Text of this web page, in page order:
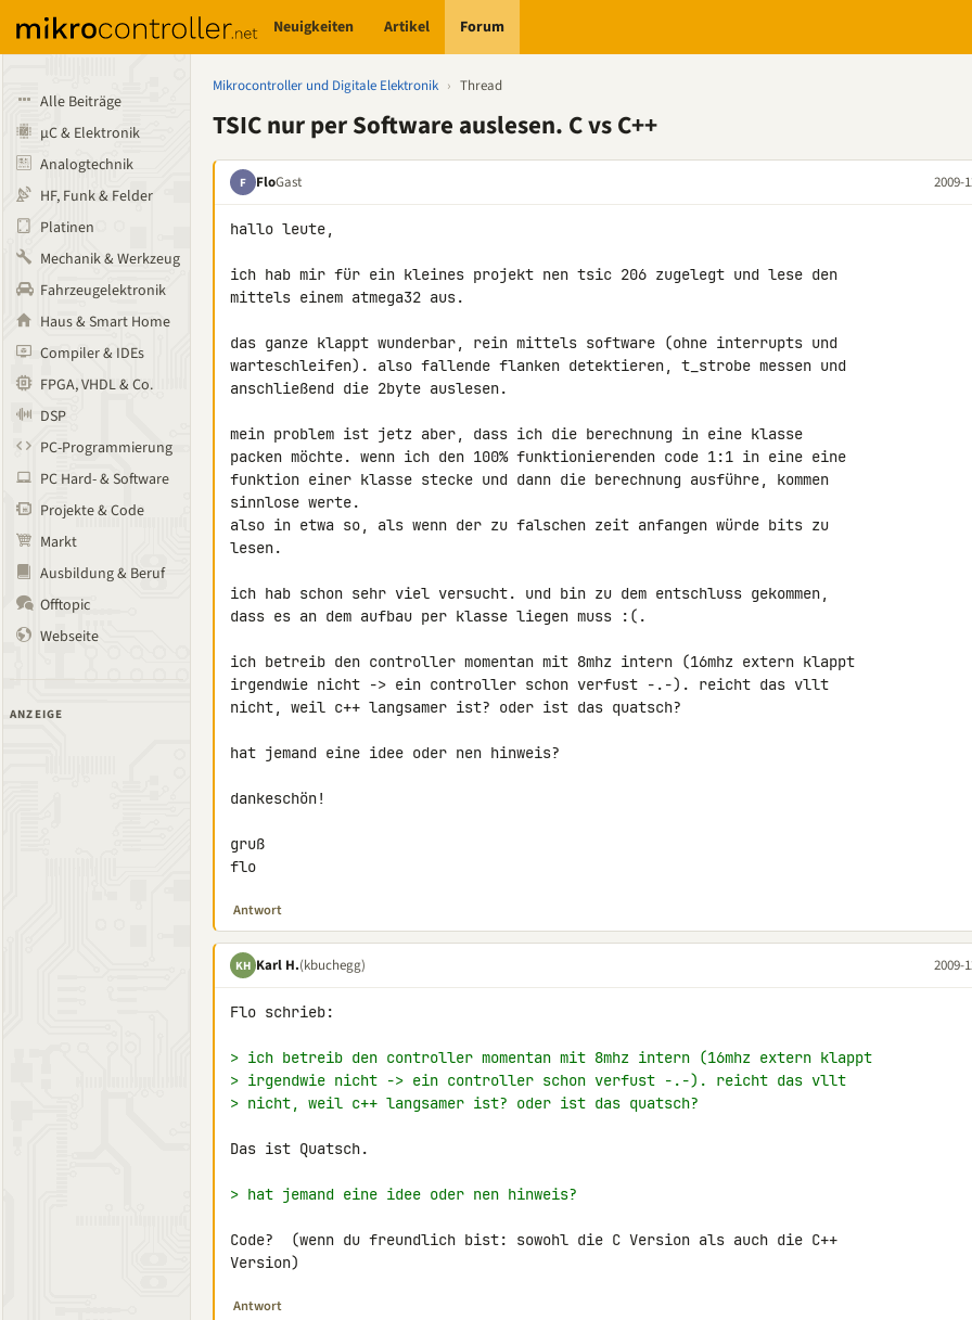
Neuigkeiten Artikel Forum
Alle Beiträge
µC & Elektronik
Analogtechnik
HF, Funk & Felder
Platinen
Mechanik & Werkzeug
Fahrzeugelektronik
Haus & Smart Home
Compiler & IDEs
FPGA, VHDL & Co.
DSP
PC-Programmierung
PC Hard- & Software
Projekte & Code
Markt
Ausbildung & Beruf
Offtopic
Webseite
ANZEIGE
Mikrocontroller und Digitale Elektronik › Thread
TSIC nur per Software auslesen. C vs C++
F FloGast 2009-
hallo leute,
ich hab mir für ein kleines projekt nen tsic 206 zugelegt und lese den
mittels einem atmega32 aus.
das ganze klappt wunderbar, rein mittels software (ohne interrupts und
warteschleifen). also fallende flanken detektieren, t_strobe messen und
anschließend die 2byte auslesen.
mein problem ist jetz aber, dass ich die berechnung in eine klasse
packen möchte. wenn ich den 100% funktionierenden code 1:1 in eine eine
funktion einer klasse stecke und dann die berechnung ausführe, kommen
sinnlose werte.
also in etwa so, als wenn der zu falschen zeit anfangen würde bits zu
lesen.
ich hab schon sehr viel versucht. und bin zu dem entschluss gekommen,
dass es an dem aufbau per klasse liegen muss :(.
ich betreib den controller momentan mit 8mhz intern (16mhz extern klappt
irgendwie nicht -> ein controller schon verfust -.-). reicht das vllt
nicht, weil c++ langsamer ist? oder ist das quatsch?
hat jemand eine idee oder nen hinweis?
dankeschön!
gruß
flo
Antwort
KH Karl H.(kbuchegg) 2009-
Flo schrieb:
> ich betreib den controller momentan mit 8mhz intern (16mhz extern klappt
> irgendwie nicht -> ein controller schon verfust -.-). reicht das vllt
> nicht, weil c++ langsamer ist? oder ist das quatsch?
Das ist Quatsch.
> hat jemand eine idee oder nen hinweis?
Code?  (wenn du freundlich bist: sowohl die C Version als auch die C++
Version)
Antwort